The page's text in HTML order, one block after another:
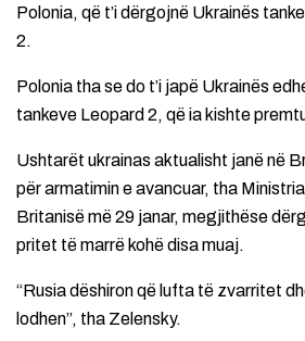
Polonia, që t’i dërgojnë Ukrainës
2.
Polonia tha se do t’i japë Ukrainës
tankeve Leopard 2, që ia kishte
Ushtarët ukrainas aktualisht janë në
për armatimin e avancuar, tha
Britanisë më 29 janar, megjithëse
pritet të marrë kohë disa muaj.
“Rusia dëshiron që lufta të zvarritet
lodhen”, tha Zelensky.